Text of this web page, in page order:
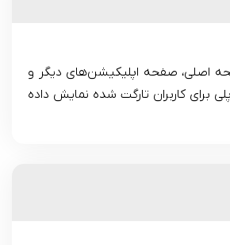
اصلی، صفحه اپلیکیشن‌های دیگر و
برای کاربران تارگت شده نمایش داده